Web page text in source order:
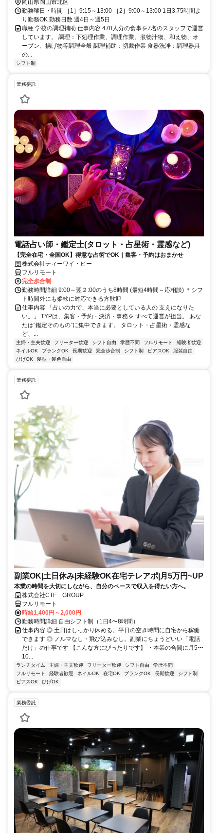
岡山県岡山市北区
勤務曜日・時間 ［1］9:15～13:00 ［2］9:00～13:00 1日3.75時間よ
り勤務OK 勤務日数 週4日～週5日
職種 学校の調理補助 仕事内容 470人分の食事を7名のスタッフで運営
しています。 調理：下処理作業、調理作業、煮物汁物、和え物、オ
ーブン、揚げ物等調理全般 調理補助：切裁作業 食器洗浄：調理器具
の...
シフト制
業務委託
電話占い師・鑑定士(タロット・占星術・霊感など)
【完全在宅・全国OK】得意な占術でOK｜集客・予約はおまかせ
株式会社ティーワイ・ピー
フルリモート
完全歩合制
勤務時間詳細 9:00～翌２:00のうち8時間 (最短4時間～応相談) ＊シフ
ト時間外にも柔軟に対応できる方歓迎
仕事内容 「占いの力で、本当に必要としている人の 支えになりた
い。」 TYPは、集客・予約・決済・事務を すべて運営が担当。 あな
たは“鑑定そのもの”に集中できます。 タロット・占星術・霊感な
ど、...
主婦・主夫歓迎 フリーター歓迎 シフト自由 学歴不問 フルリモート
経験者歓迎
ネイルOK
ブランクOK 長期歓迎 完全歩合制 シフト制 ピアスOK
服装自由
ひげOK
髪型・髪色自由
業務委託
副業OK|土日休み|未経験OK在宅テレアポ|月5万円~UP
本業の時間を大切にしながら、自分のペースで収入を得たい方へ。
株式会社CTF GROUP
フルリモート
時給1,400円～2,000円
勤務時間詳細 自由シフト制（1日4〜8時間）
仕事内容 ◎ 土日はしっかり休める。平日の空き時間に自宅から稼働
できます ◎ ノルマなし・飛び込みなし。副業にちょうどいい「電話
だけ」の仕事です 【こんな方にぴったりです】 ・本業の合間に月5〜
10...
ランチタイム 主婦・主夫歓迎 フリーター歓迎 シフト自由
学歴不問
フルリモート
経験者歓迎 ネイルOK 在宅OK ブランクOK 長期歓迎
シフト制
ピアスOK
ひげOK
業務委託